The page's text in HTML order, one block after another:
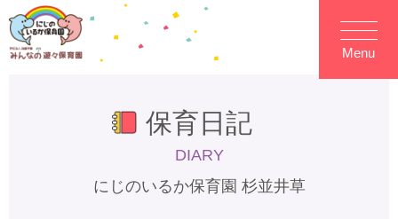
Menu
保育日記
DIARY
にじのいるか保育園 杉並井草